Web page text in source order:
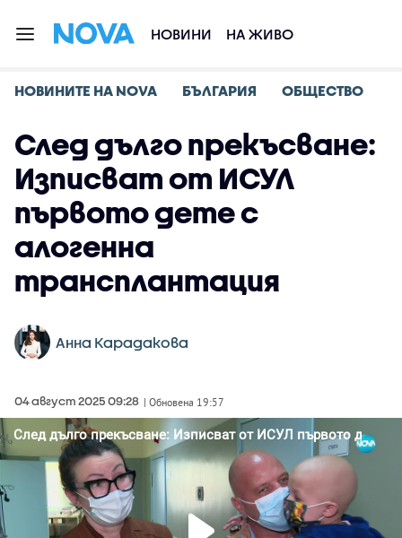
НОВИНИ НА ЖИВО
НОВИНИТЕ НА NOVA БЪЛГАРИЯ ОБЩЕСТВО
След дълго прекъсване:
Изписват от ИСУЛ
първото дете с
алогенна
трансплантация
Анна Карадакова
04 август 2025 09:28 | Обновена 19:57